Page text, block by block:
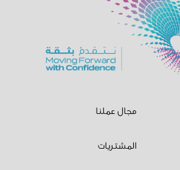
مجال عملنا
المشتريات